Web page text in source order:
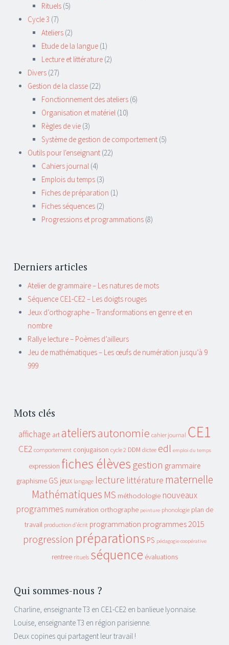
Rituels (5)
Cycle 3 (7)
Ateliers (2)
Etude de la langue (1)
Lecture et littérature (2)
Divers (27)
Gestion de la classe (22)
Fonctionnement des ateliers (6)
Organisation et matériel (10)
Règles de vie (3)
Système de gestion de comportement (5)
Outils pour l'enseignant (22)
Cahiers journal (4)
Emplois du temps (3)
Fiches de préparation (1)
Fiches séquences (2)
Progressions et programmations (8)
Derniers articles
Atelier de grammaire – Les natures de mots
Séquence CE1-CE2 – Les doigts rouges
Jeux d’orthographe – Transformations en genre et en
nombre
Rallye lecture – Poèmes d’ailleurs
Jeu de mathématiques – Les œufs de numération jusqu’à 9
999
Mots clés
affichage art ateliersautonomie cahier journal CE1
CE2 comportement conjugaison cycle 2 DDM dictee edl emploi du temps
expression fiches élèves gestion grammaire
graphisme GS jeux langage lecture littérature maternelle
Mathématiques MS méthodologie nouveaux
programmes numération orthographe peinture phonologie plan de
travail production d'écrit programmation programmes 2015
progression préparations PS pédagogie coopérative
rentree rituels séquence évaluations
Qui sommes-nous ?
Charline, enseignante T3 en CE1-CE2 en banlieue lyonnaise.
Louise, enseignante T3 en région parisienne.
Deux copines qui partagent leur travail !